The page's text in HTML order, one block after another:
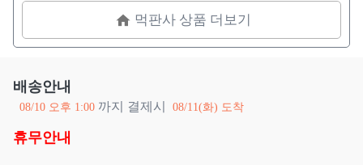
먹판사 상품 더보기
배송안내
08/10 오후 1:00 까지 결제시 08/11(화) 도착
휴무안내